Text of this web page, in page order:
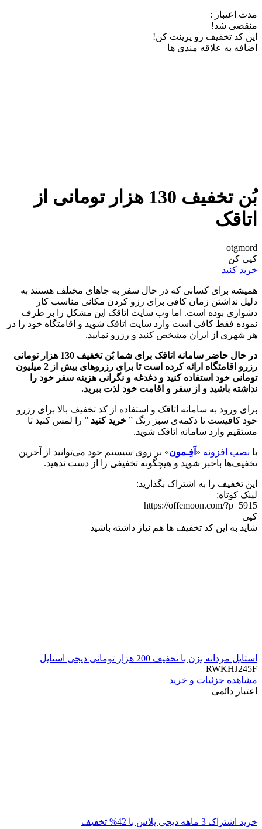
مدت اعتبار :
منقضی شد!
این کد تخفیف رو پرینت کن!
اضافه به علاقه مندی ها
بُن تخفیف 130 هزار تومانی از
اتاقک
otgmord
کپی کن
خرید کنید
همیشه برای کسانی که در حال سفر به جاهای مختلف هستند به
دلیل نداشتن زمان کافی برای رزو کردن مکانی مناسب کار
دشواری بوده است. اما وب سایت اتاقک این مشکل را بر طرف
نموده فقط کافی است وارد سایت اتاقک شوید و اقامتگاه خود را در
هر شهری از ایران مشخص کنید و رزرو نمایید.
در حال حاضر سامانه اتاقک برای شما بُن تخفیف 130 هزار تومانی
رزرو اقامتگاه ارائه کرده است تا برای رزروهای بیش از 2 میلیون
تومانی خود استفاده کنید و دغدغه و نگرانی هزینه سفر خود را
نداشته باشید و از سفر و اقامت خود لذت ببرید.
برای ورود به سامانه اتاقک و استفاده از کد تخفیف بالا برای رزرو
خود کافیست تا دکمه‌ی سبز رنگ ” خرید کنید ” را لمس کنید تا
مستقیم وارد سامانه اتاقک شوید.
با نصب افزونه « آفِـمون» بر روی سیستم خود می‌توانید از آخرین
تخفیف‌ها باخبر شوید و هیچگونه تخفیفی را از دست ندهید.
این تخفیف را به اشتراک بگذارید:
لینک کوتاه:
https://offemoon.com/?p=5915
کپی
شاید به این کد تخفیف ها هم نیاز داشته باشید
استایل مردانه بزن با تخفیف 200 هزار تومانی دیجی استایل
RWKHJ245F
مشاهده جزئیات و خرید
اعتبار دائمی
خرید اشتراک 3 ماهه دیجی پلاس با 42% تخفیف